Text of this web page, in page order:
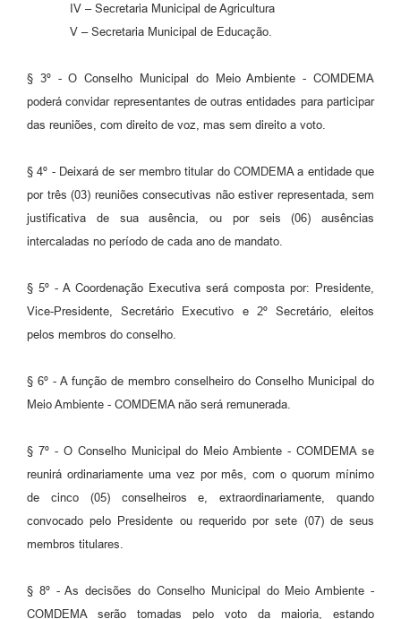
IV – Secretaria Municipal de Agricultura
V – Secretaria Municipal de Educação.
§ 3º - O Conselho Municipal do Meio Ambiente - COMDEMA
poderá convidar representantes de outras entidades para participar
das reuniões, com direito de voz, mas sem direito a voto.
§ 4º - Deixará de ser membro titular do COMDEMA a entidade que
por três (03) reuniões consecutivas não estiver representada, sem
justificativa de sua ausência, ou por seis (06) ausências
intercaladas no período de cada ano de mandato.
§ 5º - A Coordenação Executiva será composta por: Presidente,
Vice-Presidente, Secretário Executivo e 2º Secretário, eleitos
pelos membros do conselho.
§ 6º - A função de membro conselheiro do Conselho Municipal do
Meio Ambiente - COMDEMA não será remunerada.
§ 7º - O Conselho Municipal do Meio Ambiente - COMDEMA se
reunirá ordinariamente uma vez por mês, com o quorum mínimo
de cinco (05) conselheiros e, extraordinariamente, quando
convocado pelo Presidente ou requerido por sete (07) de seus
membros titulares.
§ 8º - As decisões do Conselho Municipal do Meio Ambiente -
COMDEMA serão tomadas pelo voto da maioria, estando